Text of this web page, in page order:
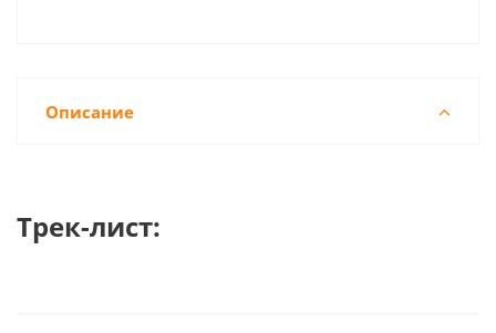
Описание
Трек-лист: